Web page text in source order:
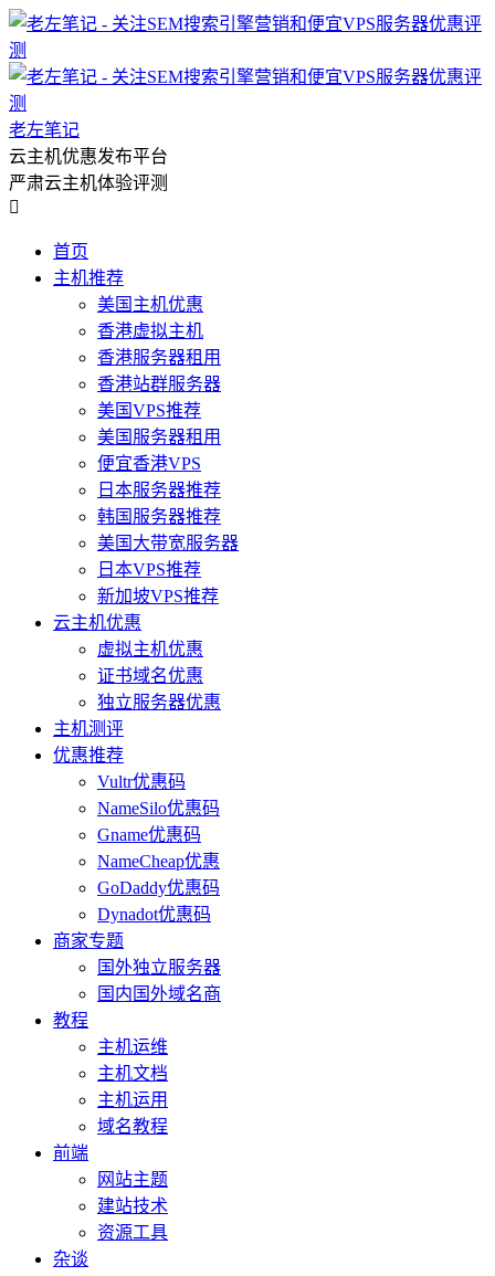
老左笔记
云主机优惠发布平台
严肃云主机体验评测

首页
主机推荐
美国主机优惠
香港虚拟主机
香港服务器租用
香港站群服务器
美国VPS推荐
美国服务器租用
便宜香港VPS
日本服务器推荐
韩国服务器推荐
美国大带宽服务器
日本VPS推荐
新加坡VPS推荐
云主机优惠
虚拟主机优惠
证书域名优惠
独立服务器优惠
主机测评
优惠推荐
Vultr优惠码
NameSilo优惠码
Gname优惠码
NameCheap优惠
GoDaddy优惠码
Dynadot优惠码
商家专题
国外独立服务器
国内国外域名商
教程
主机运维
主机文档
主机运用
域名教程
前端
网站主题
建站技术
资源工具
杂谈